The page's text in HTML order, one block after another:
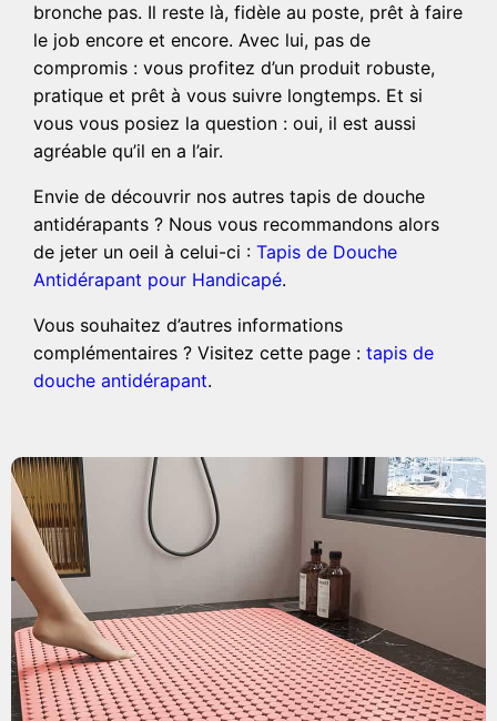
bronche pas. Il reste là, fidèle au poste, prêt à faire
le job encore et encore. Avec lui, pas de
compromis : vous profitez d’un produit robuste,
pratique et prêt à vous suivre longtemps. Et si
vous vous posiez la question : oui, il est aussi
agréable qu’il en a l’air.
Envie de découvrir nos autres tapis de douche
antidérapants ? Nous vous recommandons alors
de jeter un oeil à celui-ci : Tapis de Douche
Antidérapant pour Handicapé.
Vous souhaitez d’autres informations
complémentaires ? Visitez cette page : tapis de
douche antidérapant.